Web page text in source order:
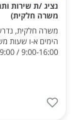
נציג /ת שירות
משרה חלקית)
9:00-16:00 / 12:00-19:00 / 15:00-22:0...